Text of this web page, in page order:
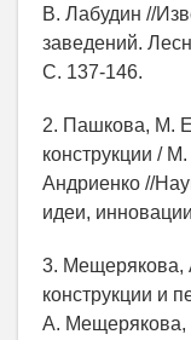
В. Лабудин //
заведений.
С. 137-146.
2. Пашкова, М.
конструкции /
Андриенко //
идеи,
3. Мещерякова,
конструкции и
А. Мещерякова,